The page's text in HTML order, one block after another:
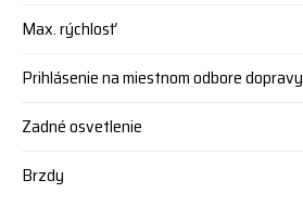
Max. rýchlosť
Prihlásenie na miestnom odbore dopravy
Zadné osvetlenie
Brzdy